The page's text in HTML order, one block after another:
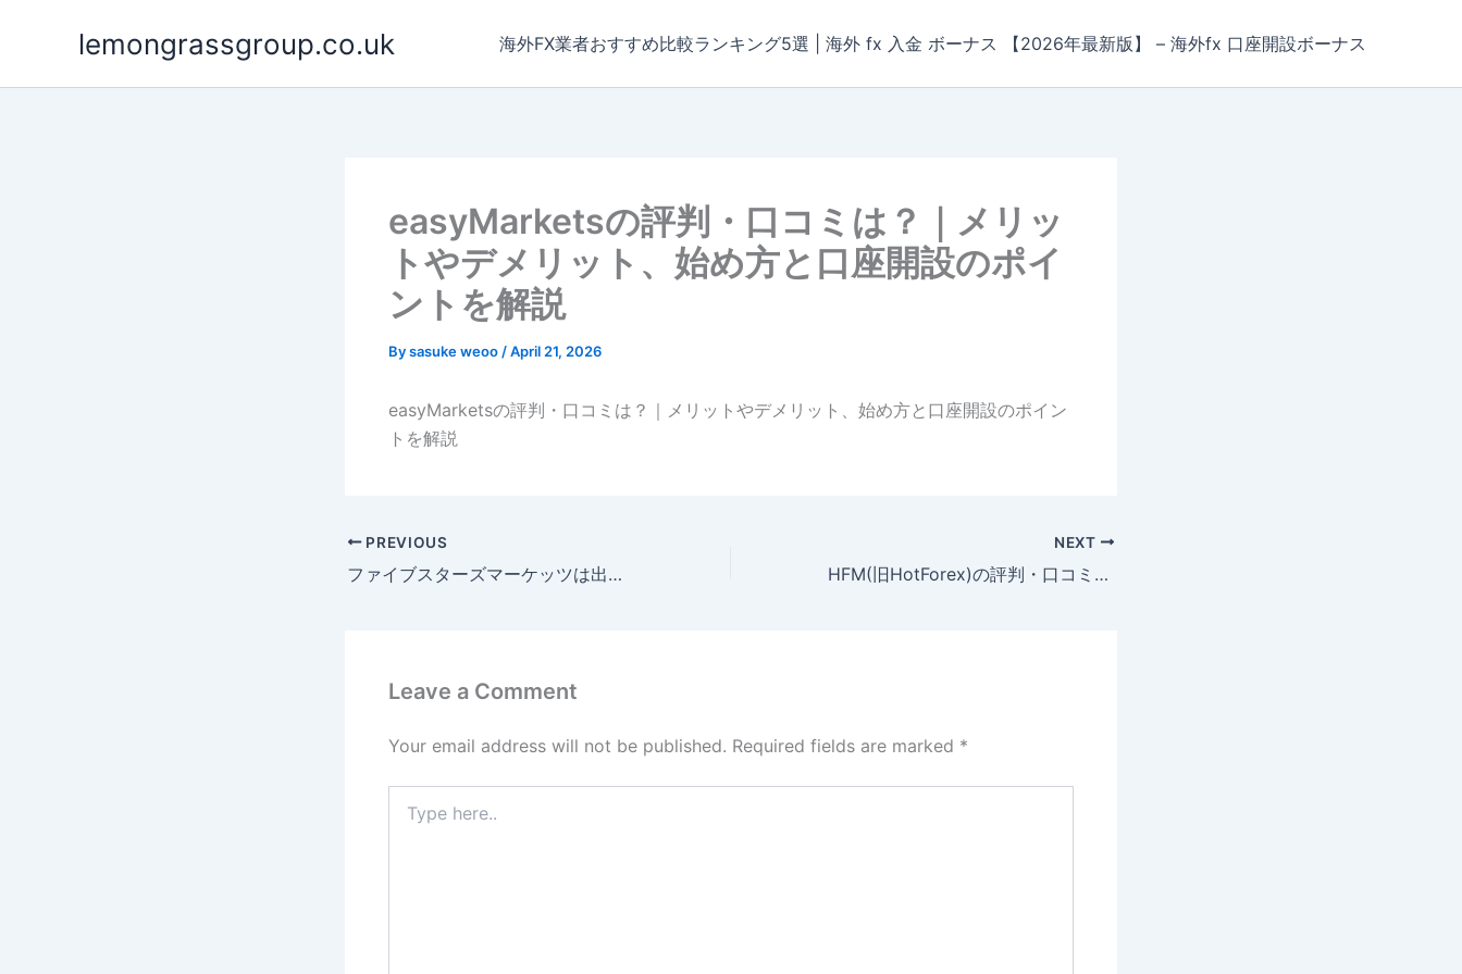
lemongrassgroup.co.uk 海外FX業者おすすめ比較ランキング5選 | 海外 fx 入金 ボーナス 【2026年最新版】 – 海外fx 口座開設ボーナス
easyMarketsの評判・口コミは？｜メリッ
トやデメリット、始め方と口座開設のポイ
ントを解説
Bysasuke weoo /April 21, 2026
easyMarketsの評判・口コミは？｜メリットやデメリット、始め方と口座開設のポイン
トを解説
PREVIOUS
ファイブスターズマーケッツは出金拒否される？原因と対処法を徹底解説
NEXT
HFM(旧HotForex)の評判・口コミは？｜メリットやデメリット、始め方と口座開設のポイントを解説
Leave a Comment
Your email address will not be published. Required fields are marked *
here..